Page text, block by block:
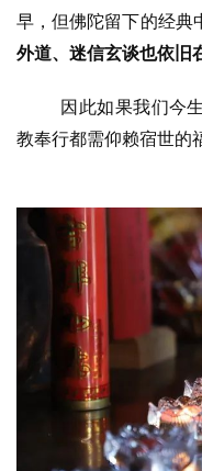
早，但佛陀留下的经典
外道、迷信玄谈也依旧
因此如果我们今
教奉行都需仰赖宿世的